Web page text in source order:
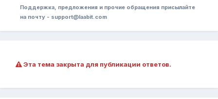
Поддержка, предложения и прочие обращения присылайте
на почту - support@laabit.com
Эта тема закрыта для публикации ответов.